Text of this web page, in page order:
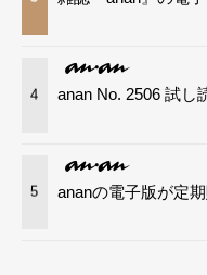
4 anan No. 2506 試し
5 ananの電子版が定